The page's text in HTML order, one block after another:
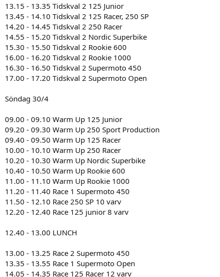
13.15 - 13.35 Tidskval 2 125 Junior
13.45 - 14.10 Tidskval 2 125 Racer, 250 SP
14.20 - 14.45 Tidskval 2 250 Racer
14.55 - 15.20 Tidskval 2 Nordic Superbike
15.30 - 15.50 Tidskval 2 Rookie 600
16.00 - 16.20 Tidskval 2 Rookie 1000
16.30 - 16.50 Tidskval 2 Supermoto 450
17.00 - 17.20 Tidskval 2 Supermoto Open
Söndag 30/4
09.00 - 09.10 Warm Up 125 Junior
09.20 - 09.30 Warm Up 250 Sport Production
09.40 - 09.50 Warm Up 125 Racer
10.00 - 10.10 Warm Up 250 Racer
10.20 - 10.30 Warm Up Nordic Superbike
10.40 - 10.50 Warm Up Rookie 600
11.00 - 11.10 Warm Up Rookie 1000
11.20 - 11.40 Race 1 Supermoto 450
11.50 - 12.10 Race 250 SP 10 varv
12.20 - 12.40 Race 125 junior 8 varv
12.40 - 13.00 LUNCH
13.00 - 13.25 Race 2 Supermoto 450
13.35 - 13.55 Race 1 Supermoto Open
14.05 - 14.35 Race 125 Racer 12 varv